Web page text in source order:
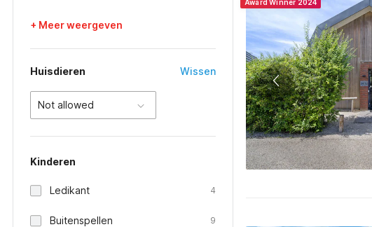
+ Meer weergeven
Huisdieren Wissen
Not allowed
Kinderen
Ledikant 4
Buitenspellen 9
Award Winner 2024